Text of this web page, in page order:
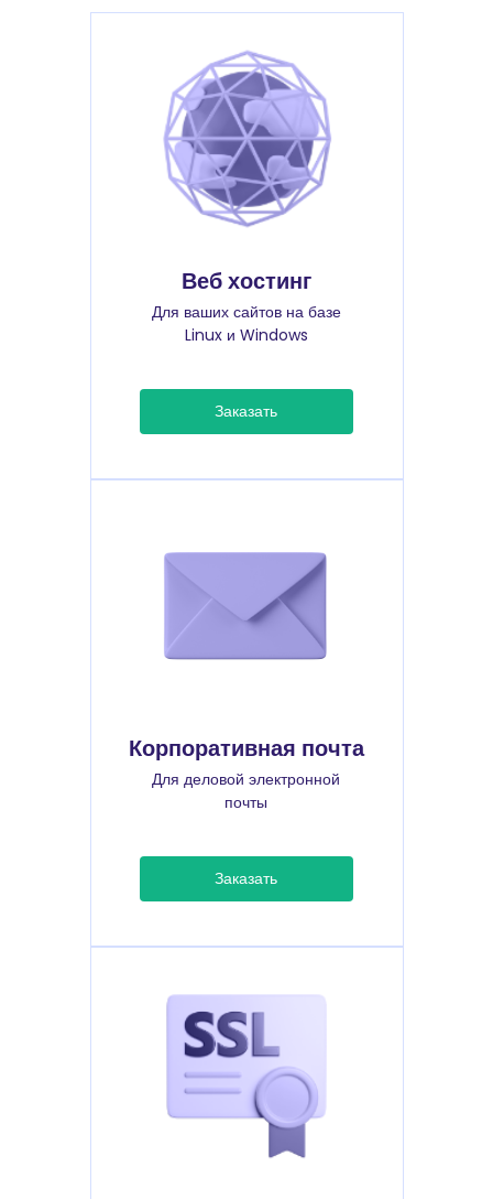
Веб хостинг
Для ваших сайтов на базе
Linux и Windows
Заказать
Корпоративная почта
Для деловой электронной
почты
Заказать